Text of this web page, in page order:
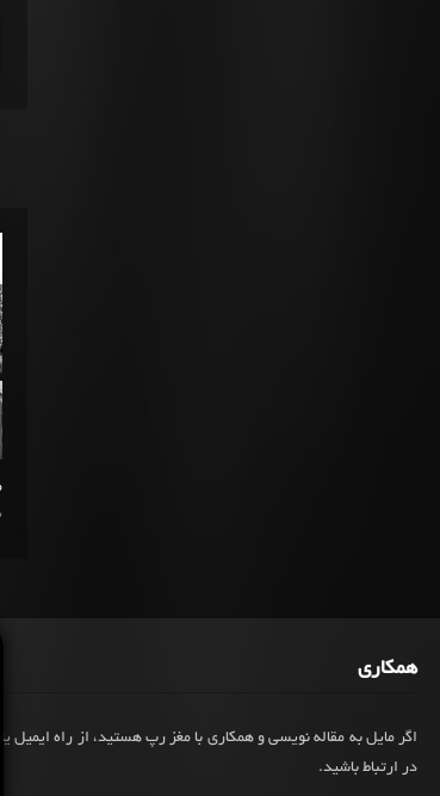
همکاری
اگر مایل به مقاله نویسی و همکاری با مغز رپ هستید، از راه ایمیل یا
در ارتباط باشید.